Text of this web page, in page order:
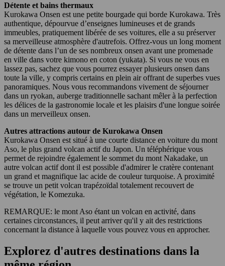
Détente et bains thermaux
Kurokawa Onsen est une petite bourgade qui borde Kurokawa. Très
authentique, dépourvue d’enseignes lumineuses et de grands
immeubles, pratiquement libérée de ses voitures, elle a su préserver
sa merveilleuse atmosphère d'autrefois. Offrez-vous un long moment
de détente dans l’un de ses nombreux onsen avant une promenade
en ville dans votre kimono en coton (yukata). Si vous ne vous en
lassez pas, sachez que vous pourrez essayer plusieurs onsen dans
toute la ville, y compris certains en plein air offrant de superbes vues
panoramiques. Nous vous recommandons vivement de séjourner
dans un ryokan, auberge traditionnelle sachant mêler à la perfection
les délices de la gastronomie locale et les plaisirs d'une longue soirée
dans un merveilleux onsen.
Autres attractions autour de Kurokawa Onsen
Kurokawa Onsen est situé à une courte distance en voiture du mont
Aso, le plus grand volcan actif du Japon. Un téléphérique vous
permet de rejoindre également le sommet du mont Nakadake, un
autre volcan actif dont il est possible d'admirer le cratère contenant
un grand et magnifique lac acide de couleur turquoise. A proximité
se trouve un petit volcan trapézoïdal totalement recouvert de
végétation, le Komezuka.
REMARQUE: le mont Aso étant un volcan en activité, dans
certaines circonstances, il peut arriver qu'il y ait des restrictions
concernant la distance à laquelle vous pouvez vous en approcher.
Explorez d'autres destinations dans la